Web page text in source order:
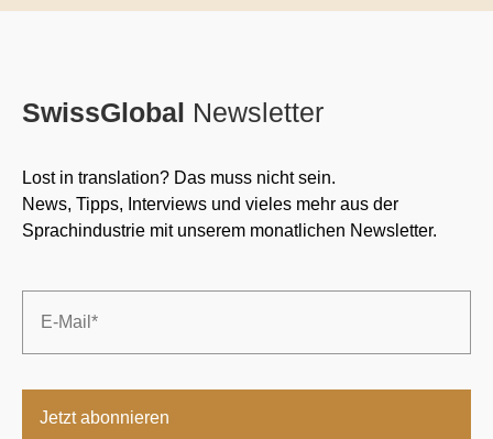
SwissGlobal Newsletter
Lost in translation? Das muss nicht sein.
News, Tipps, Interviews und vieles mehr aus der
Sprachindustrie mit unserem monatlichen Newsletter.
Email *